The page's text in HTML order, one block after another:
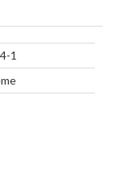
1